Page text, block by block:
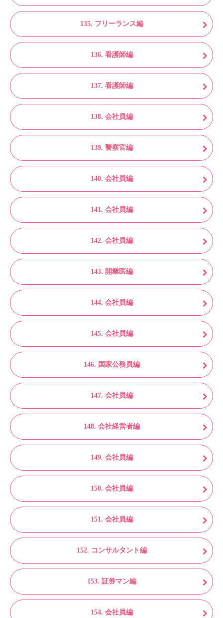
135. フリーランス編
136. 看護師編
137. 看護師編
138. 会社員編
139. 警察官編
140. 会社員編
141. 会社員編
142. 会社員編
143. 開業医編
144. 会社員編
145. 会社員編
146. 国家公務員編
147. 会社員編
148. 会社経営者編
149. 会社員編
150. 会社員編
151. 会社員編
152. コンサルタント編
153. 証券マン編
154. 会社員編